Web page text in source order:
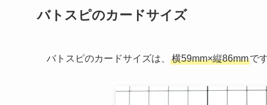
バトスピのカードサイズ
バトスピのカードサイズは、 横59mm×縦86mmで